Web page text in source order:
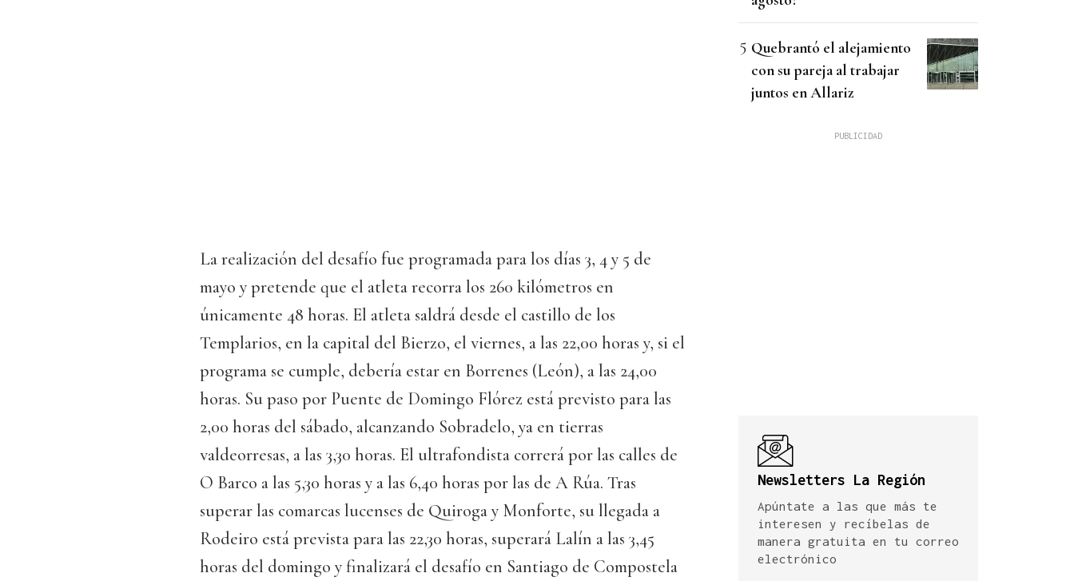
La realización del desafío fue programada para los días 3, 4 y 5 de
mayo y pretende que el atleta recorra los 260 kilómetros en
únicamente 48 horas. El atleta saldrá desde el castillo de los
Templarios, en la capital del Bierzo, el viernes, a las 22,00 horas y, si el
programa se cumple, debería estar en Borrenes (León), a las 24,00
horas. Su paso por Puente de Domingo Flórez está previsto para las
2,00 horas del sábado, alcanzando Sobradelo, ya en tierras
valdeorresas, a las 3,30 horas. El ultrafondista correrá por las calles de
O Barco a las 5,30 horas y a las 6,40 horas por las de A Rúa. Tras
superar las comarcas lucenses de Quiroga y Monforte, su llegada a
Rodeiro está prevista para las 22,30 horas, superará Lalín a las 3,45
horas del domingo y finalizará el desafío en Santiago de Compostela
Quebrantó el alejamiento
con su pareja al trabajar
juntos en Allariz
Newsletters La Región
Apúntate a las que más te
interesen y recíbelas de
manera gratuita en tu correo
electrónico